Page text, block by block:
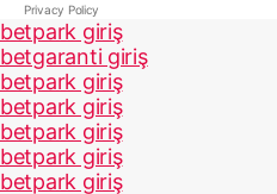
Privacy Policy
betpark giriş
betgaranti giriş
betpark giriş
betpark giriş
betpark giriş
betpark giriş
betpark giriş